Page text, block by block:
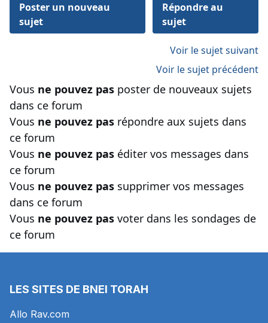
Poster un nouveau
sujet
Répondre au
sujet
Voir le sujet suivant
Voir le sujet précédent
Vous ne pouvez pas poster de nouveaux sujets
dans ce forum
Vous ne pouvez pas répondre aux sujets dans
ce forum
Vous ne pouvez pas éditer vos messages dans
ce forum
Vous ne pouvez pas supprimer vos messages
dans ce forum
Vous ne pouvez pas voter dans les sondages de
ce forum
LES SITES DE BNEI TORAH
Allo Rav.com